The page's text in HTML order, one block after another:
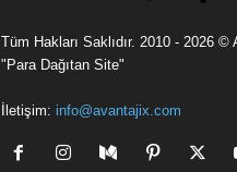
Tüm Hakları Saklıdır. 2010 - 2026 ©
"Para Dağıtan Site"
İletişim: info@avantajix.com